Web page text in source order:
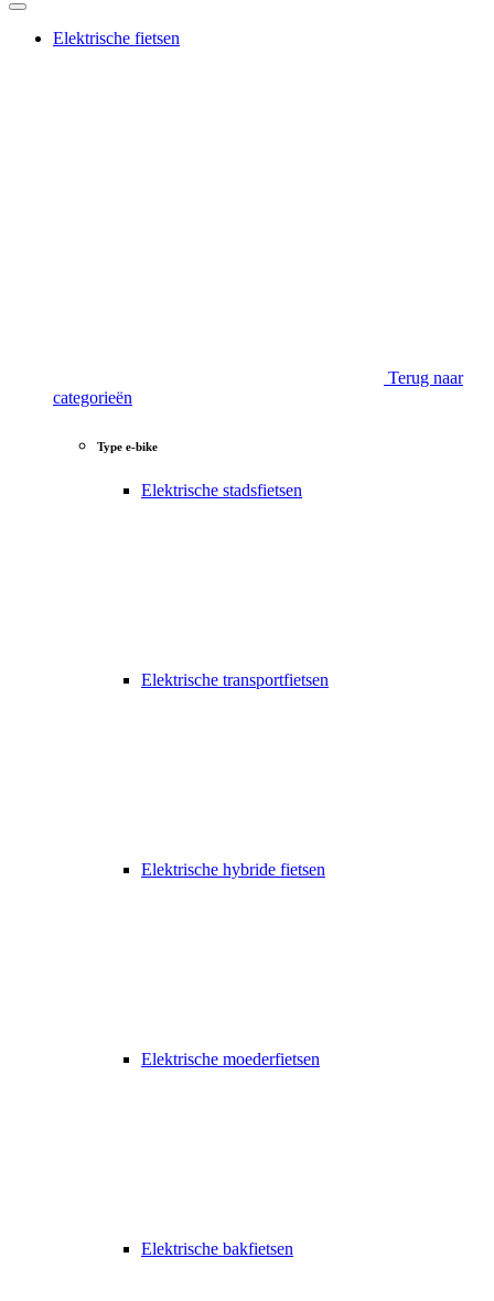
Elektrische fietsen
Terug naar
categorieën
Type e-bike
Elektrische stadsfietsen
Elektrische transportfietsen
Elektrische hybride fietsen
Elektrische moederfietsen
Elektrische bakfietsen